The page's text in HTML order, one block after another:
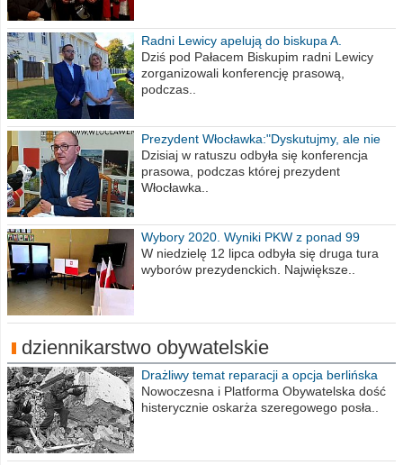
Radni Lewicy apelują do biskupa A.
Wiesława Meringa
Dziś pod Pałacem Biskupim radni Lewicy
zorganizowali konferencję prasową,
podczas..
Prezydent Włocławka:"Dyskutujmy, ale nie
obrażajmy się”
Dzisiaj w ratuszu odbyła się konferencja
prasowa, podczas której prezydent
Włocławka..
Wybory 2020. Wyniki PKW z ponad 99
procent obwodów
W niedzielę 12 lipca odbyła się druga tura
wyborów prezydenckich. Największe..
dziennikarstwo obywatelskie
Drażliwy temat reparacji a opcja berlińska
Nowoczesna i Platforma Obywatelska dość
histerycznie oskarża szeregowego posła..